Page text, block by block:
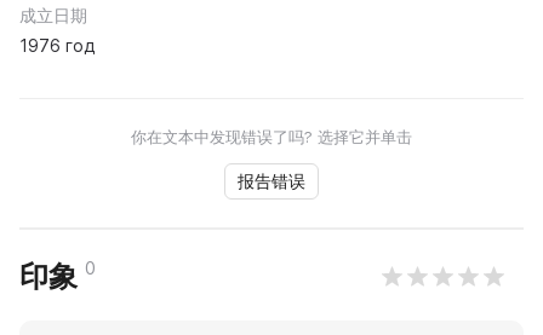
成立日期
1976 год
你在文本中发现错误了吗? 选择它并单击
报告错误
印象 0